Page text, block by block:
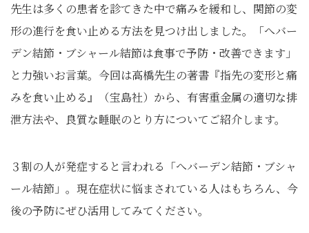
先生は多くの患者を診てきた中で痛みを緩和し、関節の変
形の進行を食い止める方法を見つけ出しました。「へバー
デン結節・ブシャール結節は食事で予防・改善できます」
と力強いお言葉。今回は高橋先生の著書『指先の変形と痛
みを食い止める』（宝島社）から、有害重金属の適切な排
泄方法や、良質な睡眠のとり方についてご紹介します。
３割の人が発症すると言われる「へバーデン結節・ブシャ
ール結節」。現在症状に悩まされている人はもちろん、今
後の予防にぜひ活用してみてください。